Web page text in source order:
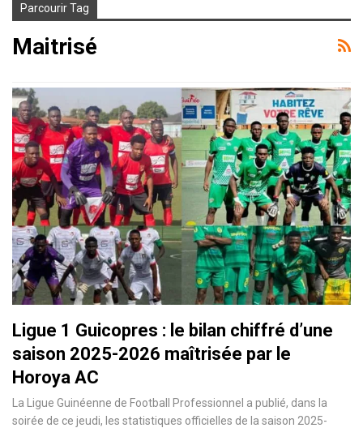
Parcourir Tag
Maitrisé
Ligue 1 Guicopres : le bilan chiffré d’une
saison 2025-2026 maîtrisée par le
Horoya AC
La Ligue Guinéenne de Football Professionnel a publié, dans la
soirée de ce jeudi, les statistiques officielles de la saison 2025-